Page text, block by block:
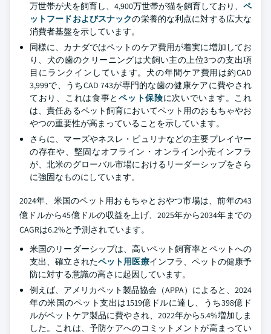
万世帯が犬を飼育し、4,900万世帯が猫を飼育しており、 ペ
ットフードおよびスナックの栄養的な利点に対する広大な
消費者基盤を示しています。
同様に、カナダではペットのケア費用が着実に増加してお
り、犬の歯のクリーニングは犬飼い主の上位3つの支出項
目にランクインしています。犬の年間ケア費用は約CAD
3,999で、うちCAD 743が専門的な歯の健康ケアに費やされ
ており、これは食事とペット保険に次いでいます。これ
は、責任あるペット飼育においてペット用のおもちゃやお
やつの重要性が高まっていることを示しています。
さらに、マーズやネスレ・ピュリナなどの主要プレイヤー
の存在や、堅固なオフライン・オンライン小売インフラ
が、北米のグローバル市場におけるリーダーシップをさら
に強固なものにしています。
2024年、米国のペット用おもちゃとおやつ市場は、前年の43
億ドルから45億ドルの収益を上げ、2025年から2034年までの
CAGRは6.2%と予測されています。
米国のリーダーシップは、高いペット飼育率とペットへの
支出、確立されたペット用医療インフラ、ペットの健康予
防に対する意識の高さに起因しています。
例えば、アメリカペット製品協会（APPA）によると、2024
年の米国のペット支出は1519億ドルに達し、うち398億ド
ルがペットケア製品に費やされ、2022年から5.4%増加しま
した。これは、予防ケアへのコミットメントが高まってい